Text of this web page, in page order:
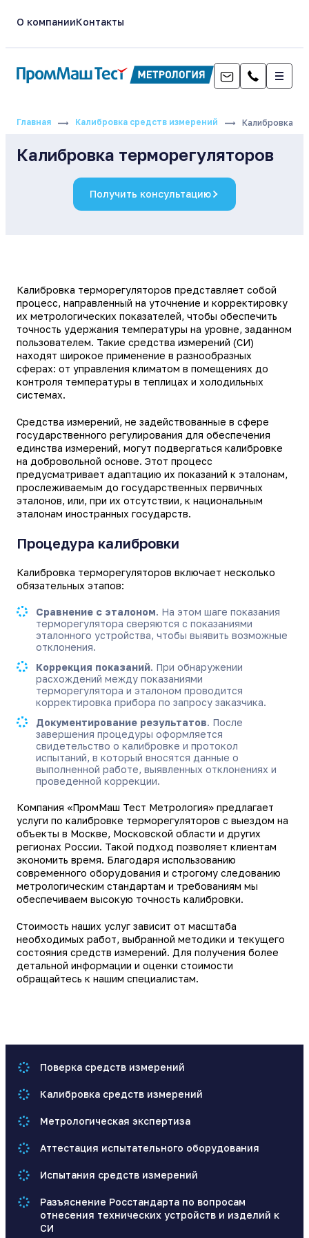
О компанииКонтакты
Главная Калибровка средств измерений Калибровка
Калибровка терморегуляторов
Получить консультацию
Калибровка терморегуляторов представляет собой
процесс, направленный на уточнение и корректировку
их метрологических показателей, чтобы обеспечить
точность удержания температуры на уровне, заданном
пользователем. Такие средства измерений (СИ)
находят широкое применение в разнообразных
сферах: от управления климатом в помещениях до
контроля температуры в теплицах и холодильных
системах.
Средства измерений, не задействованные в сфере
государственного регулирования для обеспечения
единства измерений, могут подвергаться калибровке
на добровольной основе. Этот процесс
предусматривает адаптацию их показаний к эталонам,
прослеживаемым до государственных первичных
эталонов, или, при их отсутствии, к национальным
эталонам иностранных государств.
Процедура калибровки
Калибровка терморегуляторов включает несколько
обязательных этапов:
Сравнение с эталоном. На этом шаге показания
терморегулятора сверяются с показаниями
эталонного устройства, чтобы выявить возможные
отклонения.
Коррекция показаний. При обнаружении
расхождений между показаниями
терморегулятора и эталоном проводится
корректировка прибора по запросу заказчика.
Документирование результатов. После
завершения процедуры оформляется
свидетельство о калибровке и протокол
испытаний, в который вносятся данные о
выполненной работе, выявленных отклонениях и
проведенной коррекции.
Компания «ПромМаш Тест Метрология» предлагает
услуги по калибровке терморегуляторов с выездом на
объекты в Москве, Московской области и других
регионах России. Такой подход позволяет клиентам
экономить время. Благодаря использованию
современного оборудования и строгому следованию
метрологическим стандартам и требованиям мы
обеспечиваем высокую точность калибровки.
Стоимость наших услуг зависит от масштаба
необходимых работ, выбранной методики и текущего
состояния средств измерений. Для получения более
детальной информации и оценки стоимости
обращайтесь к нашим специалистам.
Поверка средств измерений
Калибровка средств измерений
Метрологическая экспертиза
Аттестация испытательного оборудования
Испытания средств измерений
Разъяснение Росстандарта по вопросам
отнесения технических устройств и изделий к
СИ